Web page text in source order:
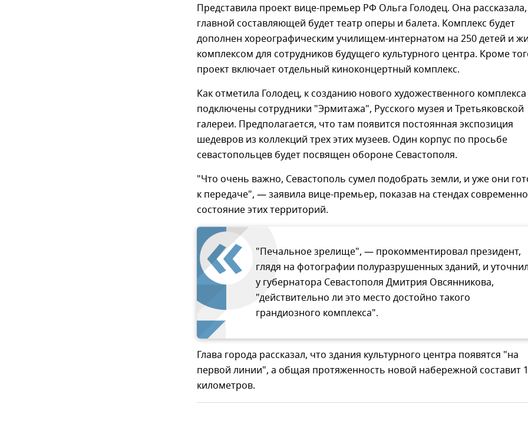
Представила проект вице-премьер РФ Ольга Голодец. Она
главной составляющей будет театр оперы и балета. Комплекс будет
дополнен хореографическим училищем-интернатом на 250 детей и
комплексом для сотрудников будущего культурного центра. Кроме
проект включает отдельный киноконцертный комплекс.
Как отметила Голодец, к созданию нового художественного комплекса
подключены сотрудники "Эрмитажа", Русского музея и Третьяковской
галереи. Предполагается, что там появится постоянная экспозиция
шедевров из коллекций трех этих музеев. Один корпус по просьбе
севастопольцев будет посвящен обороне Севастополя.
"Что очень важно, Севастополь сумел подобрать земли, и уже они
к передаче", — заявила вице-премьер, показав на стендах
состояние этих территорий.
"Печальное зрелище", — прокомментировал президент,
глядя на фотографии полуразрушенных зданий, и
у губернатора Севастополя Дмитрия Овсянникова,
"действительно ли это место достойно такого
грандиозного комплекса".
Глава города рассказал, что здания культурного центра появятся "на
первой линии", а общая протяженность новой набережной составит
километров.